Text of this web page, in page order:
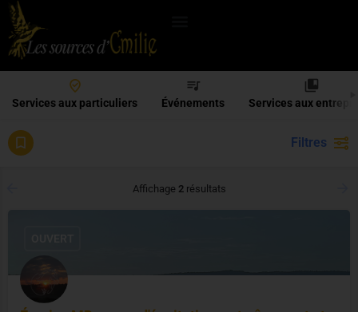
Services aux particuliers Événements Services aux
Filtres
Affichage 2 résultats